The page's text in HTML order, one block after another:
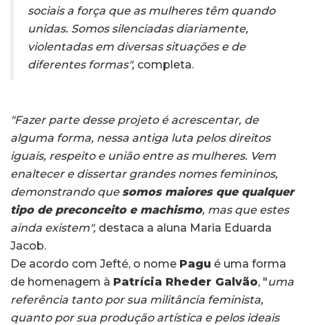
sociais a força que as mulheres têm quando
unidas. Somos silenciadas diariamente,
violentadas em diversas situações e de
diferentes formas", completa.
"Fazer parte desse projeto é acrescentar, de
alguma forma, nessa antiga luta pelos direitos
iguais, respeito e união entre as mulheres. Vem
enaltecer e dissertar grandes nomes femininos,
demonstrando que somos maiores que qualquer
tipo de preconceito e machismo, mas que estes
ainda existem", destaca a aluna Maria Eduarda
Jacob.
De acordo com Jefté, o nome Pagu é uma forma
de homenagem à Patrícia Rheder Galvão, "uma
referência tanto por sua militância feminista,
quanto por sua produção artística e pelos ideais